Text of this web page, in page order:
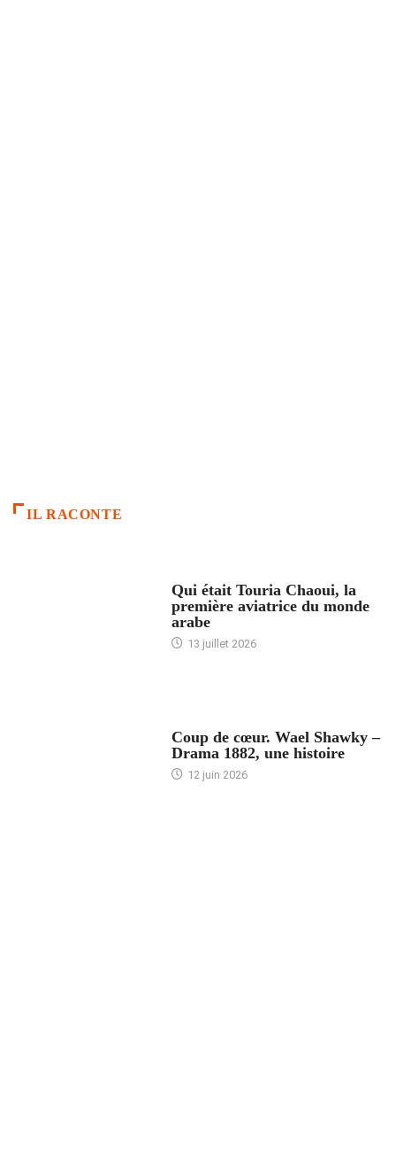
IL RACONTE
Qui était Touria Chaoui, la
première aviatrice du monde
arabe
13 juillet 2026
Coup de cœur. Wael Shawky –
Drama 1882, une histoire
12 juin 2026